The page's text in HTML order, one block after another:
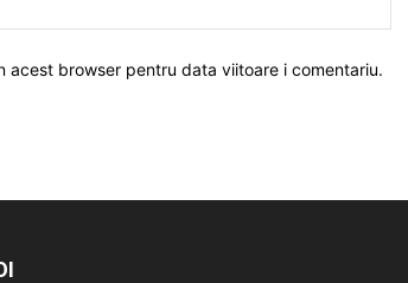
acest browser pentru data viitoare i comentariu.